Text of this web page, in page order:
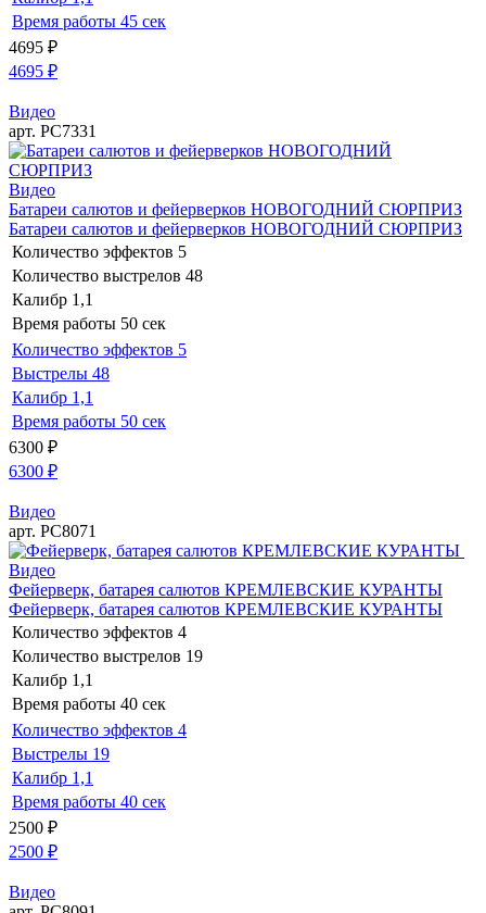
Время работы 45 сек
4695 ₽
4695 ₽
Видео
арт. РС7331
Видео
Батареи салютов и фейерверков НОВОГОДНИЙ СЮРПРИЗ
Батареи салютов и фейерверков НОВОГОДНИЙ СЮРПРИЗ
Количество эффектов 5
Количество выстрелов 48
Калибр 1,1
Время работы 50 сек
Количество эффектов 5
Выстрелы 48
Калибр 1,1
Время работы 50 сек
6300 ₽
6300 ₽
Видео
арт. РС8071
Видео
Фейерверк, батарея салютов КРЕМЛЕВСКИЕ КУРАНТЫ
Фейерверк, батарея салютов КРЕМЛЕВСКИЕ КУРАНТЫ
Количество эффектов 4
Количество выстрелов 19
Калибр 1,1
Время работы 40 сек
Количество эффектов 4
Выстрелы 19
Калибр 1,1
Время работы 40 сек
2500 ₽
2500 ₽
Видео